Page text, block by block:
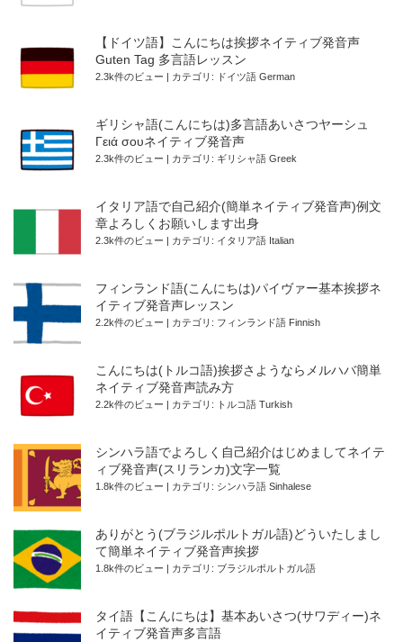
【ドイツ語】こんにちは挨拶ネイティブ発音声
Guten Tag 多言語レッスン
2.3k件のビュー カテゴリ: ドイツ語 German
ギリシャ語(こんにちは)多言語あいさつヤーシュ
Γειά σουネイティブ発音声
2.3k件のビュー カテゴリ: ギリシャ語 Greek
イタリア語で自己紹介(簡単ネイティブ発音声)例文
章よろしくお願いします出身
2.3k件のビュー カテゴリ: イタリア語 Italian
フィンランド語(こんにちは)パイヴァー基本挨拶ネ
イティブ発音声レッスン
2.2k件のビュー カテゴリ: フィンランド語 Finnish
こんにちは(トルコ語)挨拶さようならメルハバ簡単
ネイティブ発音声読み方
2.2k件のビュー カテゴリ: トルコ語 Turkish
シンハラ語でよろしく自己紹介はじめましてネイテ
ィブ発音声(スリランカ)文字一覧
1.8k件のビュー カテゴリ: シンハラ語 Sinhalese
ありがとう(ブラジルポルトガル語)どういたしまし
て簡単ネイティブ発音声挨拶
1.8k件のビュー カテゴリ: ブラジルポルトガル語
タイ語【こんにちは】基本あいさつ(サワディー)ネ
イティブ発音声多言語